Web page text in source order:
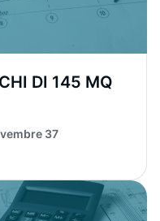
DI 145 MQ
37